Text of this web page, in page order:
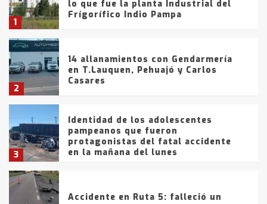
1
lo que fue la planta Industrial del
Frígorífico Indio Pampa
2
14 allanamientos con Gendarmería
en T.Lauquen, Pehuajó y Carlos
Casares
3
Identidad de los adolescentes
pampeanos que fueron
protagonistas del fatal accidente
en la mañana del lunes
Accidente en Ruta 5: falleció un